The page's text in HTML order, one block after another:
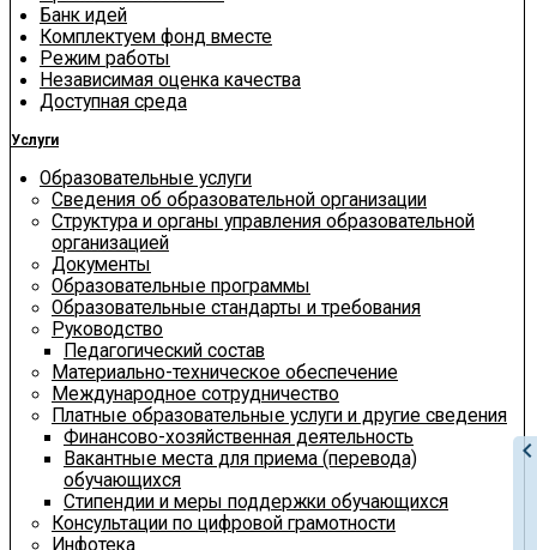
Банк идей
Комплектуем фонд вместе
Режим работы
Независимая оценка качества
Доступная среда
Услуги
Образовательные услуги
Сведения об образовательной организации
Структура и органы управления образовательной
организацией
Документы
Образовательные программы
Образовательные стандарты и требования
Руководство
Педагогический состав
Материально-техническое обеспечение
Международное сотрудничество
Платные образовательные услуги и другие сведения
Финансово-хозяйственная деятельность
Вакантные места для приема (перевода)
обучающихся
Стипендии и меры поддержки обучающихся
Консультации по цифровой грамотности
Инфотека